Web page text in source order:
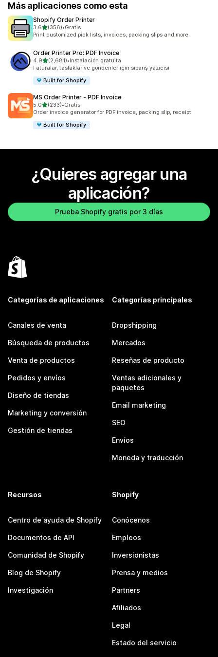
Más aplicaciones como esta
Shopify Order Printer
3.6de 5 estrellas
(356)
356 reseñas en total
•Gratis
Print customized pick lists, invoices, packing slips and more
Order Printer Pro: PDF Invoice
4.9de 5 estrellas
(2,681)
2681 reseñas en total
•Instalación gratuita
Faturalar, taslaklar ve gönderiler için sipariş yazıcısı
Built for Shopify
MS Order Printer ‑ PDF Invoice
5.0de 5 estrellas
(233)
233 reseñas en total
•Gratis
Order invoice generator for PDF invoice, packing slip, receipt
Built for Shopify
¿Quieres agregar una
aplicación?
Prueba Shopify gratis por 3 días
Categorías de aplicaciones
Canales de venta
Búsqueda de productos
Venta de productos
Pedidos y envíos
Diseño de tiendas
Marketing y conversión
Gestión de tiendas
Categorías principales
Dropshipping
Mercados
Reseñas de producto
Ventas adicionales y
paquetes
Email marketing
SEO
Envíos
Moneda y traducción
Recursos
Centro de ayuda de Shopify
Documentos de API
Comunidad de Shopify
Blog de Shopify
Investigación
Shopify
Conócenos
Empleos
Inversionistas
Prensa y medios
Partners
Afiliados
Legal
Estado del servicio